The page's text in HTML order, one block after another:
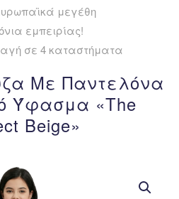
μεγέθη
εμπειρίας!
σε 4 καταστήματα
Με Παντελόνα
Ύφασμα «The
Beige»